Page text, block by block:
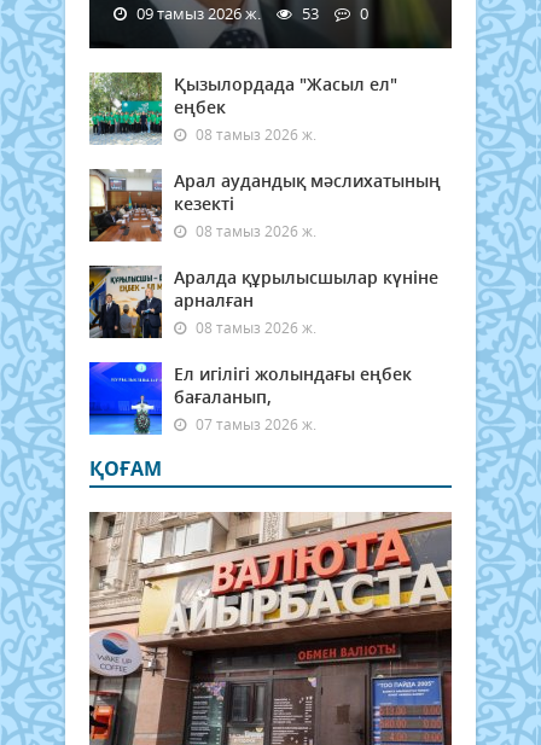
09 тамыз 2026 ж. 53 0
Қызылордада "Жасыл ел"
еңбек
08 тамыз 2026 ж.
Арал аудандық мәслихатының
кезекті
08 тамыз 2026 ж.
Аралда құрылысшылар күніне
арналған
08 тамыз 2026 ж.
Ел игілігі жолындағы еңбек
бағаланып,
07 тамыз 2026 ж.
ҚОҒАМ